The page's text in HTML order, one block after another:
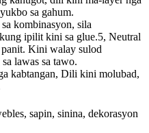
sa gahum.
kombinasyon, sila
ipilit kini sa glue.5, Neutral
Kini walay sulod
lawas sa tawo.
kabtangan, Dili kini molubad,
sapin, sinina, dekorasyon